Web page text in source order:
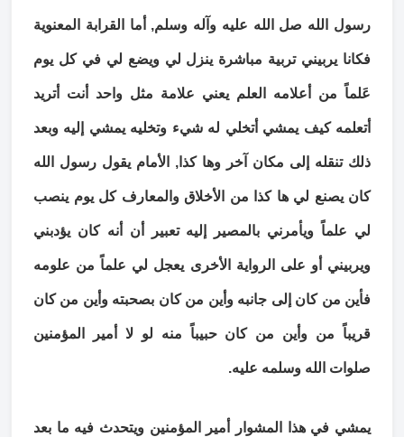
رسول الله صل الله عليه وآله وسلم, أما القرابة المعنوية
فكانا يربيني تربية مباشرة ينزل لي ويضع لي في كل يوم
عَلماً من أعلامه العلم يعني علامة مثل واحد أنت أتريد
أتعلمه كيف يمشي أتخلي له شيء وتخليه يمشي إليه وبعد
ذلك تنقله إلى مكان آخر وها كذا, الأمام يقول رسول الله
كان يصنع لي ها كذا من الأخلاق والمعارف كل يوم ينصب
لي علماً ويأمرني بالمصير إليه تعبير أن أنه كان يؤدبني
ويربيني أو على الرواية الأخرى يعجل لي علماً من علومه
فأين من كان إلى جانبه وأين من كان بصحبته وأين من كان
قريباً من وأين من كان حبيباً منه لو لا أمير المؤمنين
صلوات الله وسلمه عليه.
يمشي في هذا المشوار أمير المؤمنين ويتحدث فيه ما بعد